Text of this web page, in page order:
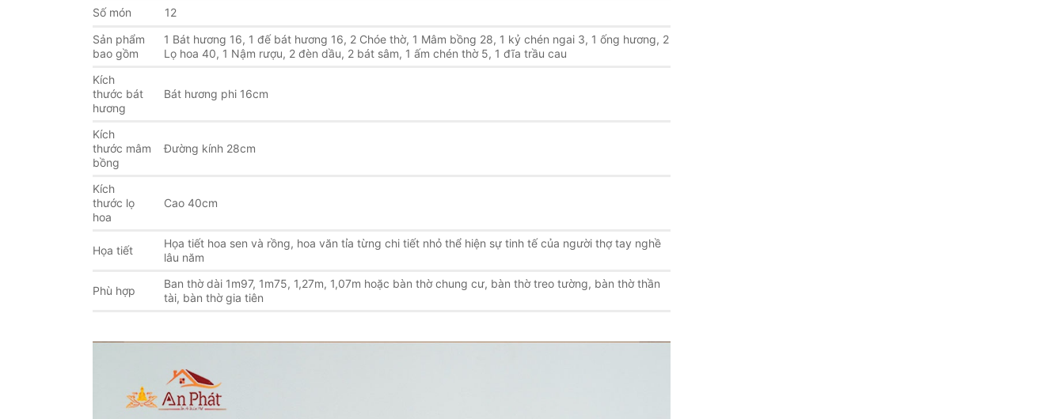
Số món
12
Sản phẩm
bao gồm
1 Bát hương 16, 1 đế bát hương 16, 2 Chóe thờ, 1 Mâm bồng 28, 1 kỷ chén ngai 3, 1 ống hương, 2
Lọ hoa 40, 1 Nậm rượu, 2 đèn dầu, 2 bát sâm, 1 ấm chén thờ 5, 1 đĩa trầu cau
Kích
thước bát
hương
Bát hương phi 16cm
Kích
thước mâm
bồng
Đường kính 28cm
Kích
thước lọ
hoa
Cao 40cm
Họa tiết
Họa tiết hoa sen và rồng, hoa văn tỉa từng chi tiết nhỏ thể hiện sự tinh tế của người thợ tay nghề
lâu năm
Phù hợp
Ban thờ dài 1m97, 1m75, 1,27m, 1,07m hoặc bàn thờ chung cư, bàn thờ treo tường, bàn thờ thần
tài, bàn thờ gia tiên